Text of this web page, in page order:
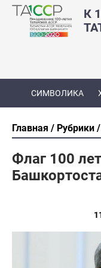
К
СИМВОЛИКА
Главная Рубрики
Флаг 100